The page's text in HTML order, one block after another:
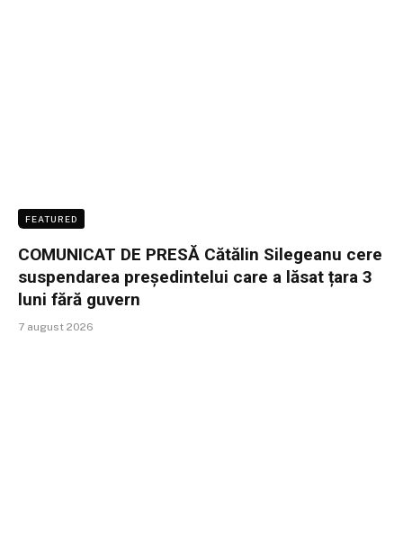
FEATURED
COMUNICAT DE PRESĂ Cătălin Silegeanu cere
suspendarea președintelui care a lăsat țara 3
luni fără guvern
7 august 2026